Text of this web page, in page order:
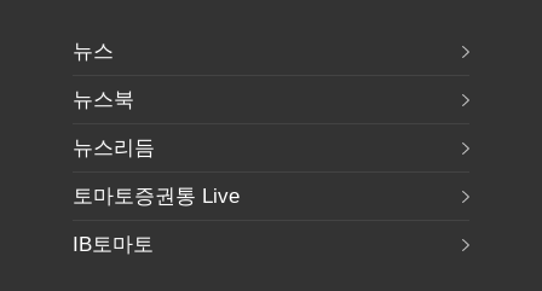
뉴스
뉴스북
뉴스리듬
토마토증권통 Live
IB토마토